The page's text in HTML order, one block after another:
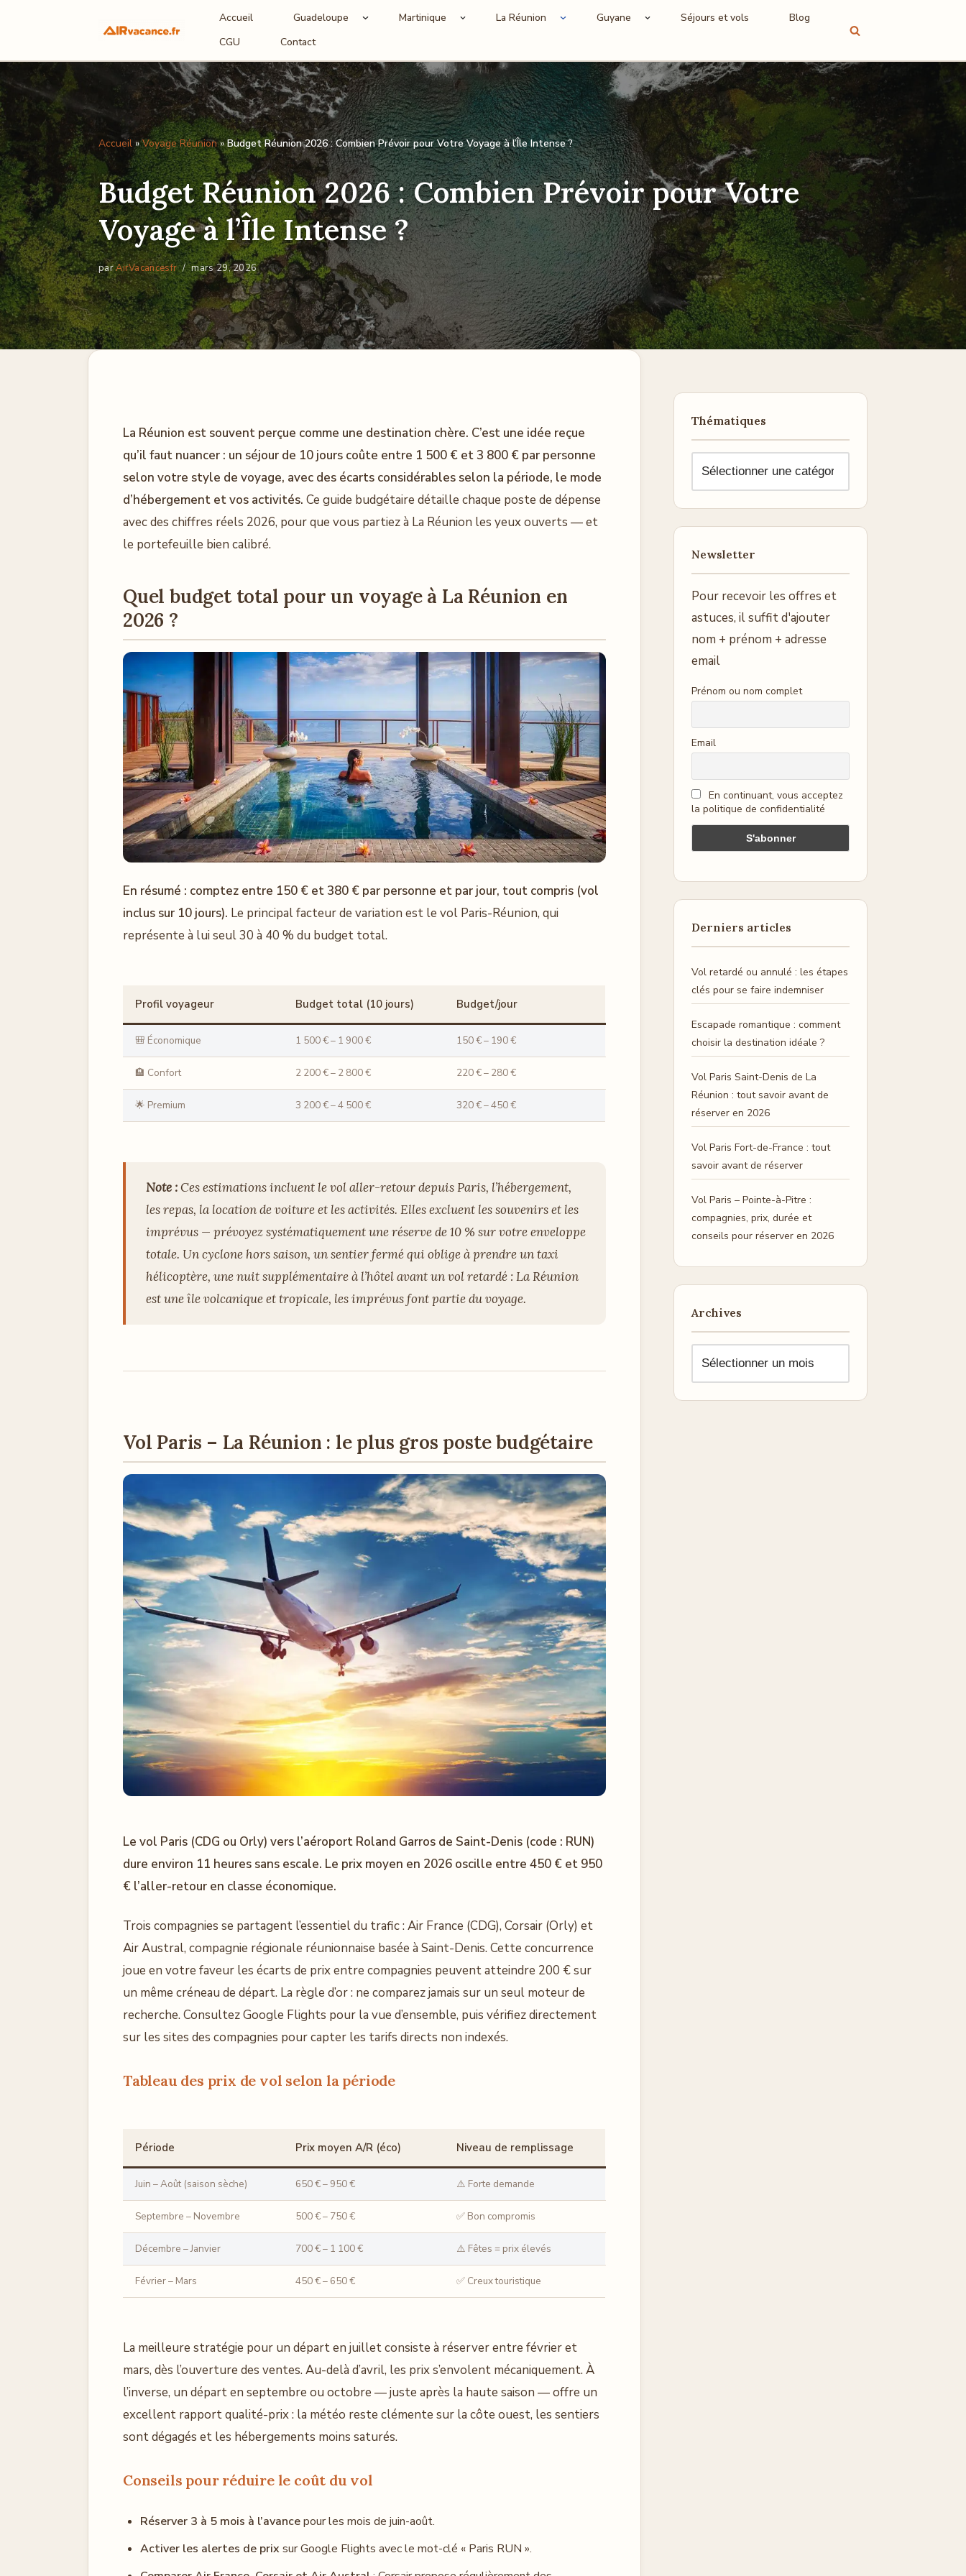
au
contenu
Accueil Guadeloupe Martinique La Réunion Guyane Séjours et vols
Blog
CGU
Contact
Accueil »Voyage Réunion»Budget Réunion 2026 : Combien Prévoir pour Votre Voyage à l’Île Intense ?
Budget Réunion 2026 : Combien Prévoir pour Votre
Voyage à l’Île Intense ?
parAirVacancesfr mars 29, 2026
La Réunion est souvent perçue comme une destination chère. C’est une idée reçue
qu’il faut nuancer : un séjour de 10 jours coûte entre 1 500 € et 3 800 € par personne
selon votre style de voyage, avec des écarts considérables selon la période, le mode
d’hébergement et vos activités. Ce guide budgétaire détaille chaque poste de dépense
avec des chiffres réels 2026, pour que vous partiez à La Réunion les yeux ouverts — et
le portefeuille bien calibré.
Quel budget total pour un voyage à La Réunion en
2026 ?
En résumé : comptez entre 150 € et 380 € par personne et par jour, tout compris (vol
inclus sur 10 jours). Le principal facteur de variation est le vol Paris-Réunion, qui
représente à lui seul 30 à 40 % du budget total.
Profil voyageur Budget total (10 jours) Budget/jour
🎒 Économique 1 500 € – 1 900 € 150 € – 190 €
🏨 Confort 2 200 € – 2 800 € 220 € – 280 €
🌟 Premium 3 200 € – 4 500 € 320 € – 450 €
Note :Ces estimations incluent le vol aller-retour depuis Paris, l’hébergement,
les repas, la location de voiture et les activités. Elles excluent les souvenirs et les
imprévus — prévoyez systématiquement une réserve de 10 % sur votre enveloppe
totale. Un cyclone hors saison, un sentier fermé qui oblige à prendre un taxi
hélicoptère, une nuit supplémentaire à l’hôtel avant un vol retardé : La Réunion
est une île volcanique et tropicale, les imprévus font partie du voyage.
Vol Paris – La Réunion : le plus gros poste budgétaire
Le vol Paris (CDG ou Orly) vers l’aéroport Roland Garros de Saint-Denis (code : RUN)
dure environ 11 heures sans escale. Le prix moyen en 2026 oscille entre 450 € et 950
€ l’aller-retour en classe économique.
Trois compagnies se partagent l’essentiel du trafic : Air France (CDG), Corsair (Orly) et
Air Austral, compagnie régionale réunionnaise basée à Saint-Denis. Cette concurrence
joue en votre faveur les écarts de prix entre compagnies peuvent atteindre 200 € sur
un même créneau de départ. La règle d’or : ne comparez jamais sur un seul moteur de
recherche. Consultez Google Flights pour la vue d’ensemble, puis vérifiez directement
sur les sites des compagnies pour capter les tarifs directs non indexés.
Tableau des prix de vol selon la période
Période Prix moyen A/R (éco) Niveau de remplissage
Juin – Août (saison sèche) 650 € – 950 € ⚠️ Forte demande
Septembre – Novembre 500 € – 750 € ✅ Bon compromis
Décembre – Janvier 700 € – 1 100 € ⚠️ Fêtes = prix élevés
Février – Mars 450 € – 650 € ✅ Creux touristique
La meilleure stratégie pour un départ en juillet consiste à réserver entre février et
mars, dès l’ouverture des ventes. Au-delà d’avril, les prix s’envolent mécaniquement. À
l’inverse, un départ en septembre ou octobre — juste après la haute saison — offre un
excellent rapport qualité-prix : la météo reste clémente sur la côte ouest, les sentiers
sont dégagés et les hébergements moins saturés.
Conseils pour réduire le coût du vol
Réserver 3 à 5 mois à l’avancepour les mois de juin-août.
Activer les alertes de prixsur Google Flights avec le mot-clé « Paris RUN ».
Thématiques
Newsletter
Pour recevoir les offres et
astuces, il suffit d'ajouter
nom + prénom + adresse
email
Prénom ou nom complet
Email
En continuant, vous acceptez
la politique de confidentialité
Derniers articles
Vol retardé ou annulé : les étapes
clés pour se faire indemniser
Escapade romantique : comment
choisir la destination idéale ?
Vol Paris Saint-Denis de La
Réunion : tout savoir avant de
réserver en 2026
Vol Paris Fort-de-France : tout
savoir avant de réserver
Vol Paris – Pointe-à-Pitre :
compagnies, prix, durée et
conseils pour réserver en 2026
Archives